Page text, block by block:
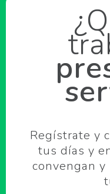
Regístrate y
tus días y
convengan y